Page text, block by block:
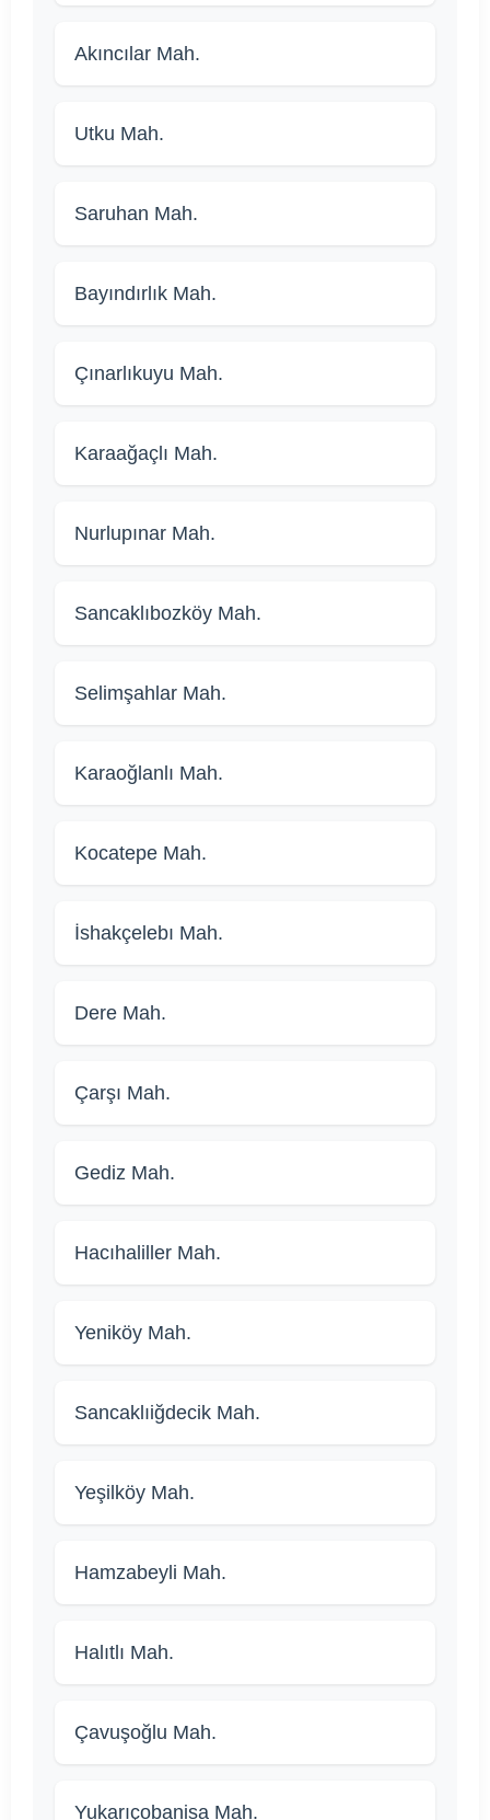
Akıncılar Mah.
Utku Mah.
Saruhan Mah.
Bayındırlık Mah.
Çınarlıkuyu Mah.
Karaağaçlı Mah.
Nurlupınar Mah.
Sancaklıbozköy Mah.
Selimşahlar Mah.
Karaoğlanlı Mah.
Kocatepe Mah.
İshakçelebı Mah.
Dere Mah.
Çarşı Mah.
Gediz Mah.
Hacıhaliller Mah.
Yeniköy Mah.
Sancaklıiğdecik Mah.
Yeşilköy Mah.
Hamzabeyli Mah.
Halıtlı Mah.
Çavuşoğlu Mah.
Yukarıçobanisa Mah.